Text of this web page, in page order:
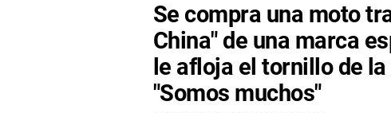
Se compra una moto
China" de una marca
le afloja el tornillo de
"Somos muchos"